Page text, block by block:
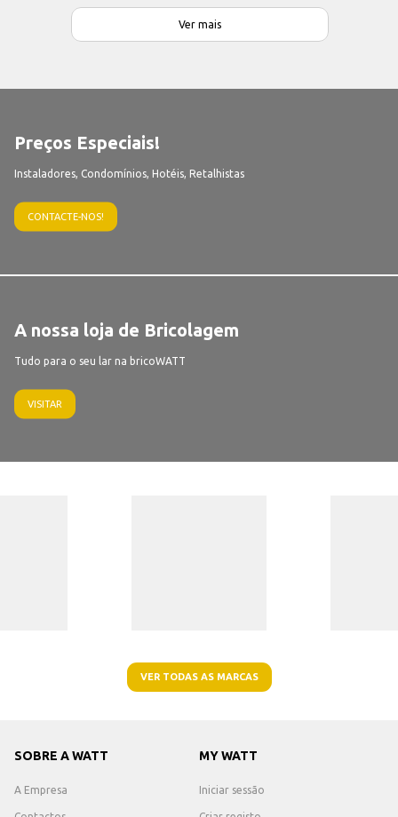
Ver mais
Preços Especiais!
Instaladores, Condomínios, Hotéis, Retalhistas
CONTACTE-NOS!
A nossa loja de Bricolagem
Tudo para o seu lar na bricoWATT
VISITAR
VER TODAS AS MARCAS
SOBRE A WATT
A Empresa
MY WATT
Iniciar sessão